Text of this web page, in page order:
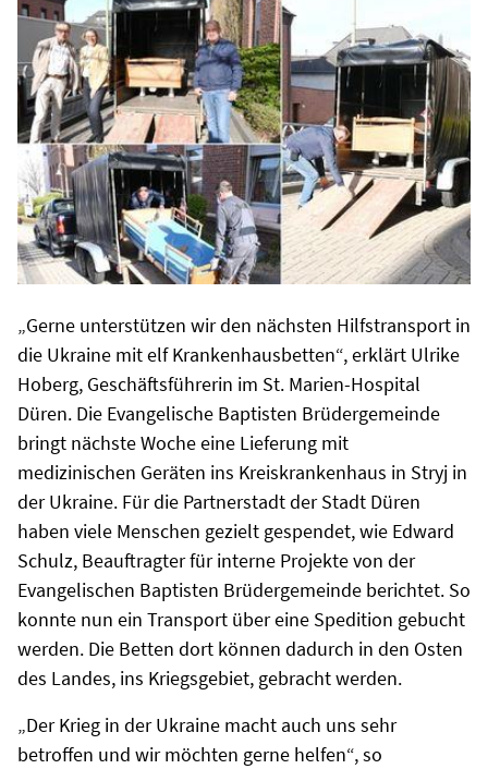
„Gerne unterstützen wir den nächsten Hilfstransport in
die Ukraine mit elf Krankenhausbetten“, erklärt Ulrike
Hoberg, Geschäftsführerin im St. Marien-Hospital
Düren. Die Evangelische Baptisten Brüdergemeinde
bringt nächste Woche eine Lieferung mit
medizinischen Geräten ins Kreiskrankenhaus in Stryj in
der Ukraine. Für die Partnerstadt der Stadt Düren
haben viele Menschen gezielt gespendet, wie Edward
Schulz, Beauftragter für interne Projekte von der
Evangelischen Baptisten Brüdergemeinde berichtet. So
konnte nun ein Transport über eine Spedition gebucht
werden. Die Betten dort können dadurch in den Osten
des Landes, ins Kriegsgebiet, gebracht werden.
„Der Krieg in der Ukraine macht auch uns sehr
betroffen und wir möchten gerne helfen“, so